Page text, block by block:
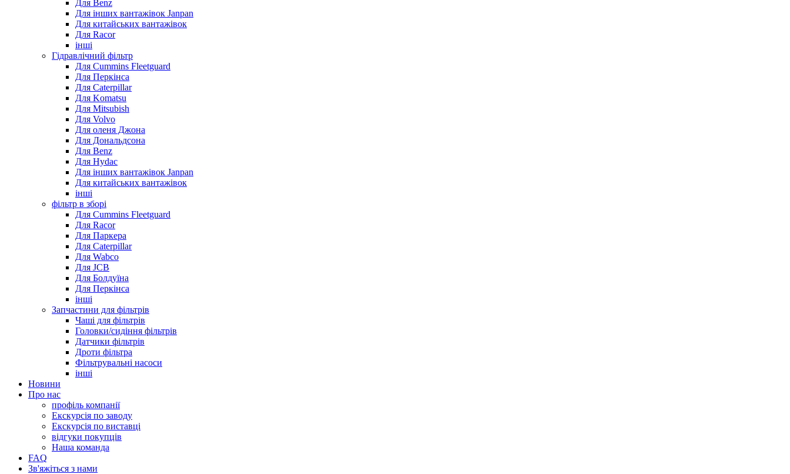
Для Benz
Для інших вантажівок Janpan
Для китайських вантажівок
Для Racor
інші
Гідравлічний фільтр
Для Cummins Fleetguard
Для Перкінса
Для Caterpillar
Для Komatsu
Для Mitsubish
Для Volvo
Для оленя Джона
Для Дональдсона
Для Benz
Для Hydac
Для інших вантажівок Janpan
Для китайських вантажівок
інші
фільтр в зборі
Для Cummins Fleetguard
Для Racor
Для Паркера
Для Caterpillar
Для Wabco
Для JCB
Для Болдуїна
Для Перкінса
інші
Запчастини для фільтрів
Чаші для фільтрів
Головки/сидіння фільтрів
Датчики фільтрів
Дроти фільтра
Фільтрувальні насоси
інші
Новини
Про нас
профіль компанії
Екскурсія по заводу
Екскурсія по виставці
відгуки покупців
Наша команда
FAQ
Зв'яжіться з нами